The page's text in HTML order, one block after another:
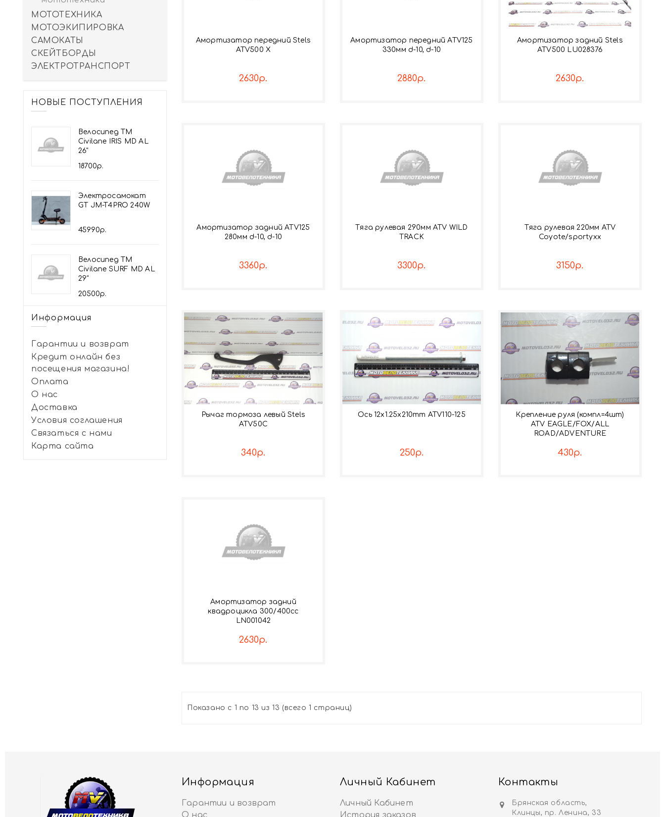
МОТОТЕХНИКА
МОТОЭКИПИРОВКА
САМОКАТЫ
СКЕЙТБОРДЫ
ЭЛЕКТРОТРАНСПОРТ
НОВЫЕ ПОСТУПЛЕНИЯ
Велосипед TM
Civilane IRIS MD AL
26"
18700р.
Электросамокат
GT JM-T4PRO 240W
45990р.
Велосипед TM
Civilane SURF MD AL
29"
20500р.
Информация
Гарантии и возврат
Кредит онлайн без
посещения магазина!
Оплата
О нас
Доставка
Условия соглашения
Связаться с нами
Карта сайта
Амортизатор передний Stels
ATV500 X
2630р.
Амортизатор передний ATV125
330мм d-10, d-10
2880р.
Амортизатор задний Stels
ATV500 LU028376
2630р.
Амортизатор задний ATV125
280мм d-10, d-10
3360р.
Тяга рулевая 290мм ATV WILD
TRACK
3300р.
Тяга рулевая 220мм ATV
Coyote/sportyxx
3150р.
Рычаг тормоза левый Stels
ATV50C
340р.
Ось 12x1.25x210mm ATV110-125
250р.
Крепление руля (компл=4шт)
ATV EAGLE/FOX/ALL
ROAD/ADVENTURE
430р.
Амортизатор задний
квадроцикла 300/400сс
LN001042
2630р.
Показано с 1 по 13 из 13 (всего 1 страниц)
Информация
Гарантии и возврат
О нас
Личный Кабинет
Личный Кабинет
История заказов
Контакты
Брянская область,
Клинцы, пр. Ленина, 33